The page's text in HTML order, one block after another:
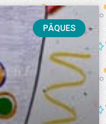
PÂQUES